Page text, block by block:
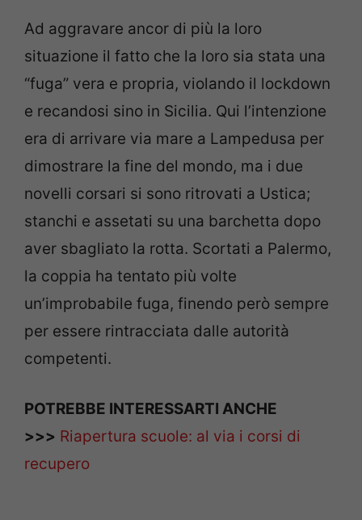
Ad aggravare ancor di più la loro
situazione il fatto che la loro sia stata una
“fuga” vera e propria, violando il lockdown
e recandosi sino in Sicilia. Qui l’intenzione
era di arrivare via mare a Lampedusa per
dimostrare la fine del mondo, ma i due
novelli corsari si sono ritrovati a Ustica;
stanchi e assetati su una barchetta dopo
aver sbagliato la rotta. Scortati a Palermo,
la coppia ha tentato più volte
un’improbabile fuga, finendo però sempre
per essere rintracciata dalle autorità
competenti.
POTREBBE INTERESSARTI ANCHE
>>> Riapertura scuole: al via i corsi di
recupero